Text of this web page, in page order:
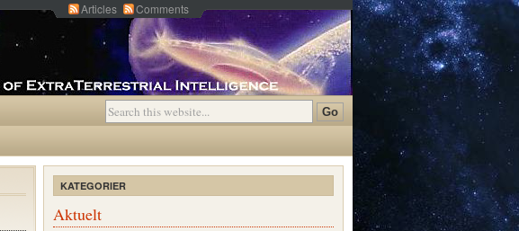
Articles Comments
KATEGORIER
Aktuelt